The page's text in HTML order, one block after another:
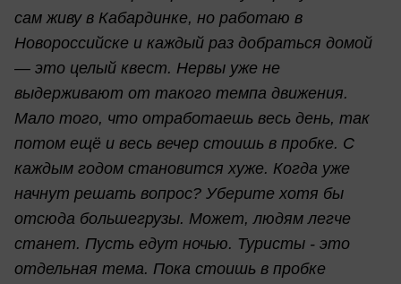
сам живу в Кабардинке, но работаю в
Новороссийске и каждый раз добраться домой
— это целый квест. Нервы уже не
выдерживают от такого темпа движения.
Мало того, что отработаешь весь день, так
потом ещё и весь вечер стоишь в пробке. С
каждым годом становится хуже. Когда уже
начнут решать вопрос? Уберите хотя бы
отсюда большегрузы. Может, людям легче
станет. Пусть едут ночью. Туристы - это
отдельная тема. Пока стоишь в пробке